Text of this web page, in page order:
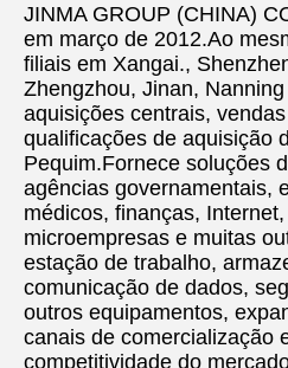
JINMA GROUP (CHINA)
em março de 2012.Ao
filiais em Xangai.,
Zhengzhou, Jinan,
aquisições centrais,
qualificações de aquisição
Pequim.Fornece soluções
agências governamentais,
médicos, finanças,
microempresas e muitas
estação de trabalho,
comunicação de dados,
outros equipamentos,
canais de comercialização
competitividade do